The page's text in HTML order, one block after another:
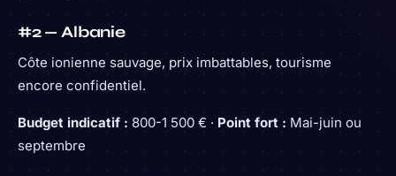
#2 — Albanie
Côte ionienne sauvage, prix imbattables, tourisme
encore confidentiel.
Budget indicatif : 800-1 500 € · Point fort : Mai-juin ou
septembre